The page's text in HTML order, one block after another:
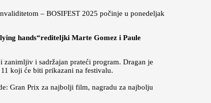
– BOSIFEST 2025 počinje u ponedeljak
hands“rediteljki Marte Gomez i Paule
i sadržajan prateći program. Dragan je
koji će biti prikazani na festivalu.
Gran Prix za najbolji film, nagradu za najbolju